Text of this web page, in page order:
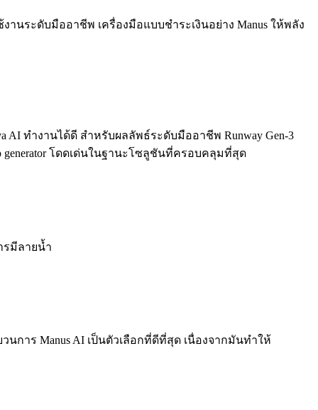
นระดับมืออาชีพ เครื่องมือแบบชำระเงินอย่าง Manus ให้พลัง
ทำงานได้ดี สำหรับผลลัพธ์ระดับมืออาชีพ Runway Gen-3
generator โดดเด่นในฐานะโซลูชันที่ครอบคลุมที่สุด
รมีลายน้ำ
นการ Manus AI เป็นตัวเลือกที่ดีที่สุด เนื่องจากมันทำให้